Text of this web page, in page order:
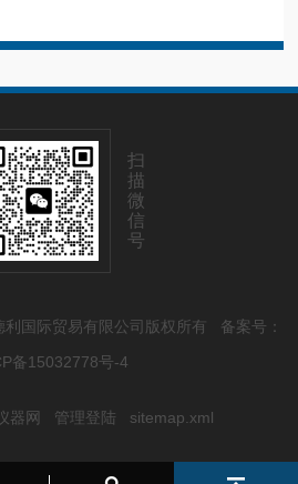
扫
描
微
信
号
国际贸易有限公司版权所有 备案号：
备15032778号-4
器网 管理登陆 sitemap.xml